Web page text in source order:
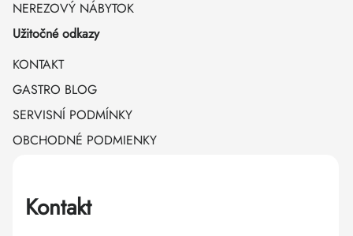
NEREZOVÝ NÁBYTOK
Užitočné odkazy
KONTAKT
GASTRO BLOG
SERVISNÍ PODMÍNKY
OBCHODNÉ PODMIENKY
Kontakt